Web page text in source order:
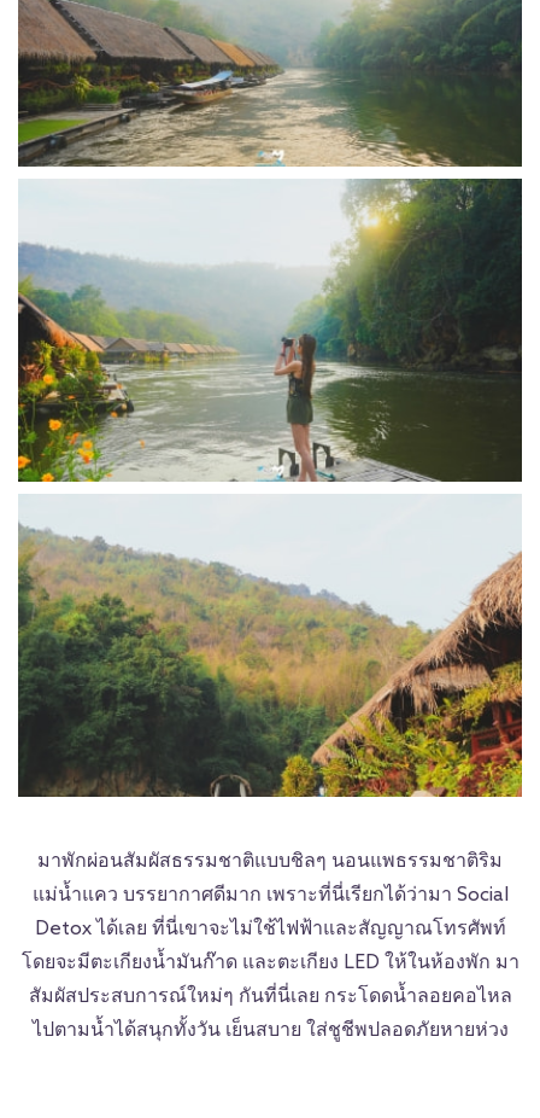
มาพักผ่อนสัมผัสธรรมชาติแบบชิลๆ นอนแพธรรมชาติริม
แม่น้ำแคว บรรยากาศดีมาก เพราะที่นี่เรียกได้ว่ามา Social
Detox ได้เลย ที่นี่เขาจะไม่ใช้ไฟฟ้าและสัญญาณโทรศัพท์
โดยจะมีตะเกียงน้ำมันก๊าด และตะเกียง LED ให้ในห้องพัก มา
สัมผัสประสบการณ์ใหม่ๆ กันที่นี่เลย กระโดดน้ำลอยคอไหล
ไปตามน้ำได้สนุกทั้งวัน เย็นสบาย ใส่ชูชีพปลอดภัยหายห่วง